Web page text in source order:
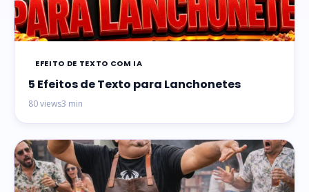
EFEITO DE TEXTO COM IA
5 Efeitos de Texto para Lanchonetes
80 views3 min